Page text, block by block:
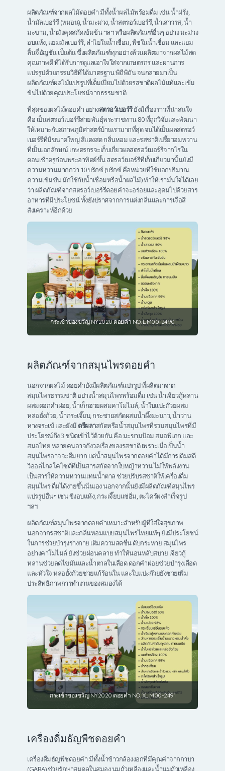
ผลิตภัณฑ์จากผลไม้ดอยคำ มีทั้งน้ำผลไม้พร้อมดื่ม เช่น น้ำฝรั่ง,
น้ำมัลเบอร์รี (หม่อน), น้ำมะม่วง, น้ำสตรอว์เบอร์รี, น้ำเสาวรส, น้ำ
มะขาม, น้ำมังคุดสกัดเข้มข้น ฯลฯ หรือผลิตภัณฑ์อื่นๆ อย่าง มะม่วง
อบแห้ง, แยมมัลเบอร์รี, ลำไยในน้ำเชื่อม, พีชในน้ำเชื่อม และแยม
ลิ้นจี่อัญชัน เป็นต้น ซึ่งผลิตภัณฑ์ทุกอย่างล้วนผลิตมาจากผลไม้สด
คุณภาพดี ที่ได้รับการดูแลเอาใจใส่จากเกษตรกร และผ่านการ
แปรรูปด้วยกรรมวิธีที่ได้มาตรฐาน พิถีพิถัน จนกลายมาเป็น
ผลิตภัณฑ์ผลไม้แปรรูปที่เต็มเปี่ยมไปด้วยรสชาติผลไม้แท้และเข้ม
ข้นไปด้วยคุณประโยชน์จากธรรมชาติ
ที่สุดของผลไม้ดอยคำ อย่างสตรอว์เบอร์รียังมีเรื่องราวที่น่าสนใจ
คือ เป็นสตรอว์เบอร์รีสายพันธ์ุพระราชทาน 80 ที่ถูกวิจัยและพัฒนา
ให้เหมาะกับสภาพภูมิศาสตร์บ้านเรามากที่สุด จนได้เป็นผลสตรอว์
เบอร์รีที่มีขนาดใหญ่ สีแดงสด กลิ่นหอม และรสชาติเปรี้ยวอมหวาน
ที่เป็นเอกลักษณ์ เกษตรกรจะเก็บเกี่ยวผลสตรอว์เบอร์รีจากไร่ใน
ตอนเช้าตรู่ก่อนพระอาทิตย์ขึ้น สตรอว์เบอร์รีที่เก็บเกี่ยวมานั้นยังมี
ความหวานมากกว่า 10 บริกซ์ (บริกซ์ คือหน่วยที่ใช้บอกปริมาณ
ความเข้มข้น มักใช้กับน้ำเชื่อมหรือน้ำผลไม้) ทำให้เรามั่นใจได้เลย
ว่า ผลิตภัณฑ์จากสตรอว์เบอร์รีดอยคำจะอร่อยและอุดมไปด้วยสาร
อาหารที่มีประโยชน์ ทั้งยังปราศจากการแต่งกลิ่นและการเจือสี
สังเคราะห์อีกด้วย
กระเช้าของขวัญ NY2020 ดอยคำ NO. L M00-2490
ผลิตภัณฑ์จากสมุนไพรดอยคำ
นอกจากผลไม้ ดอยคำยังมีผลิตภัณฑ์แปรรูป ที่ผลิตมาจาก
สมุนไพรธรรมชาติ อย่างน้ำสมุนไพรพร้อมดื่ม เช่น น้ำเจียวกู้หลาน
ผสมดอกคำฝอย, น้ำเก็กฮวยผสมคาโมไมล์, น้ำใบแปะก๊วยผสม
หล่อฮั่งก้วย, น้ำกระเจี๊ยบ, กระชายสกัดผสมน้ำผึ้งมะนาว, น้ำว่าน
หางจระเข้ และยังมี ตรีผลาสกัดหรือน้ำสมุนไพรที่รวมสมุนไพรที่มี
ประโยชน์ถึง 3 ชนิดเข้าไว้ด้วยกัน คือ มะขามป้อม สมอพิเภก และ
สมอไทย หลายคนอาจกังวลเรื่องของรสชาติ เพราะเมื่อเป็นน้ำ
สมุนไพรอาจจะดื่มยาก แต่น้ำสมุนไพรจากดอยคำได้มีการเติมสตี
วิออลไกลโคไซด์ที่เป็นสารสกัดจากใบหญ้าหวาน ไม่ให้พลังงาน
เป็นสารให้ความหวานแทนน้ำตาล ช่วยปรับรสชาติให้เครื่องดื่ม
สมุนไพร ดื่มได้ง่ายขึ้นนั่นเอง นอกจากนั้นยังมีผลิตภัณฑ์สมุนไพร
แปรรูปอื่นๆ เช่น ขิงอบแห้ง, กระเจี๊ยบแช่อิ่ม, ตะไคร้ผงสำเร็จรูป
ฯลฯ
ผลิตภัณฑ์สมุนไพรจากดอยคำเหมาะสำหรับผู้ที่ใส่ใจสุขภาพ
นอกจากรสชาติและกลิ่นหอมแบบสมุนไพรไทยแท้ๆ ยังมีประโยชน์
ในการช่วยบำรุงร่างกาย เติมความสดชื่น ดับกระหาย สมุนไพร
อย่างคาโมไมล์ ยังช่วยผ่อนคลาย ทำให้นอนหลับสบาย เจียวกู้
หลานช่วยลดไขมันและน้ำตาลในเลือด ดอกคำฝอยช่วยบำรุงเลือด
และหัวใจ หล่อฮั้งก้วยช่วยแก้ร้อนใน และใบแปะก๊วยยังช่วยเพิ่ม
ประสิทธิภาพการทำงานของสมองได้
กระเช้าของขวัญ NY2020 ดอยคำ NO. XL M00-2491
เครื่องดื่มธัญพืชดอยคำ
เครื่องดื่มธัญพืชดอยคำ มีทั้งน้ำข้าวกล้องงอกที่มีคุณค่าจากกาบา
(GABA) ช่วยรักษาสมดุลในสมอง นมถั่วเหลืองและน้ำนมถั่วเหลือง